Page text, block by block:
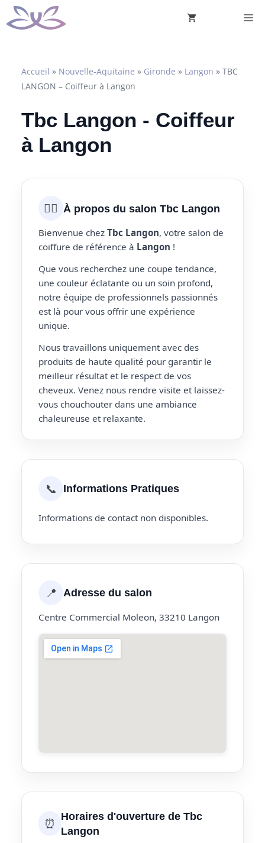
Aller
au
Accueil » Nouvelle-Aquitaine » Gironde » Langon » TBC
LANGON – Coiffeur à Langon
Tbc Langon - Coiffeur
à Langon
💇‍♀️ À propos du salon Tbc Langon
Bienvenue chez Tbc Langon, votre salon de
coiffure de référence à Langon !
Que vous recherchez une coupe tendance,
une couleur éclatante ou un soin profond,
notre équipe de professionnels passionnés
est là pour vous offrir une expérience
unique.
Nous travaillons uniquement avec des
produits de haute qualité pour garantir le
meilleur résultat et le respect de vos
cheveux. Venez nous rendre visite et laissez-
vous chouchouter dans une ambiance
chaleureuse et relaxante.
📞 Informations Pratiques
Informations de contact non disponibles.
📍 Adresse du salon
Centre Commercial Moleon, 33210 Langon
⏰
Horaires d'ouverture de Tbc
Langon